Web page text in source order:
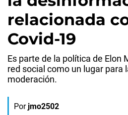
relacionada
Covid-19
Es parte de la política de Elon
red social como un lugar para
moderación.
Por jmo2502